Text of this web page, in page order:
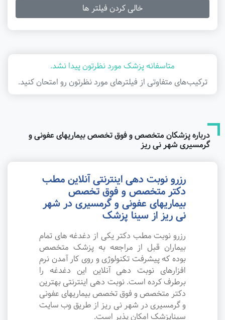
خالی کردن فیلتر ها
متاسفانه پزشک مورد نظرتون پیدا نشد.
ترکیب‌های متفاوتی از فیلتر‌های مورد نظرتون رو امتحان کنید.
درباره پزشکان متخصص و فوق تخصص بیماریهای عفونی و
گرمسیری شهر نی ریز
رزرو نوبت دهی اینترنتی آنلاین مطب
دکتر متخصص و فوق تخصص
بیماریهای عفونی و گرمسیری در شهر
نی ریز از سینا پزشک
رزرو نوبت مطب دکتر یکی از دغدغه های تمام
بیماران قبل از مراجعه به پزشک متخصص
بوده که پیشرفت تکنولوژی و روی کار آمدن نرم
افزارهای نوبت دهی آنلاین این دغدغه را
برطرف کرده است. نوبت دهی اینترنتی بهترین
دکتر متخصص و فوق تخصص بیماریهای عفونی
و گرمسیری در شهر نی ریز از طریق وب سایت
سیناپزشک امکان پذیر است.